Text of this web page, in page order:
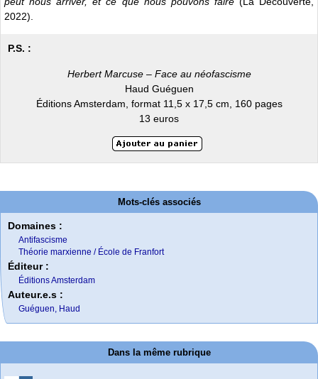
2022).
P.S. :
Herbert Marcuse – Face au néofascisme
Haud Guéguen
Éditions Amsterdam, format 11,5 x 17,5 cm, 160 pages
13 euros
Mots-clés associés
Domaines :
Antifascisme
Théorie marxienne / École de Franfort
Éditeur :
Éditions Amsterdam
Auteur.e.s :
Guéguen, Haud
Dans la même rubrique